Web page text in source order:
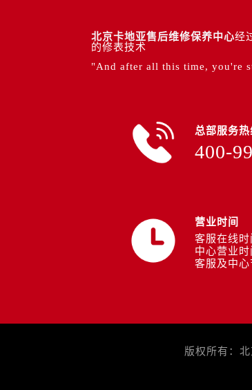
北京卡地亚售后维修保养中心经
的修表技术
"And after all this time, you're
总部服务热
400-
营业时间
客服在线
中心营业
客服及中
版权所有：